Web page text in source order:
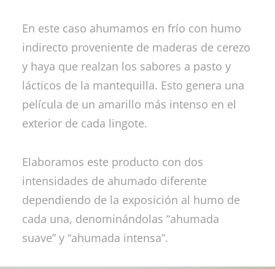
En este caso ahumamos en frío con humo
indirecto proveniente de maderas de cerezo
y haya que realzan los sabores a pasto y
lácticos de la mantequilla. Esto genera una
película de un amarillo más intenso en el
exterior de cada lingote.
Elaboramos este producto con dos
intensidades de ahumado diferente
dependiendo de la exposición al humo de
cada una, denominándolas “ahumada
suave” y “ahumada intensa”.